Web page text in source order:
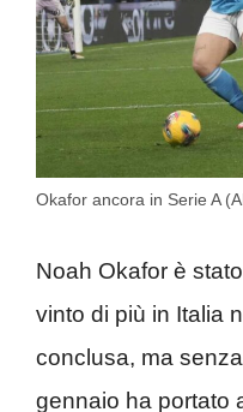
Okafor ancora in Serie A
Noah Okafor è
vinto di più in Italia
conclusa, ma
gennaio ha portato